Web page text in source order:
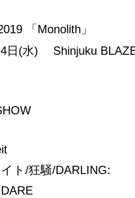
「 Monolith 」
日 (水)
Shinjuku
ト /狂騒/DARLING: